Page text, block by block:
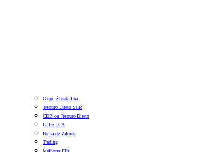
O que é renda fixa
Tesouro Direto Selic
CDB ou Tesouro Direto
LCI e LCA
Bolsa de Valores
Trading
Melhores FIIs